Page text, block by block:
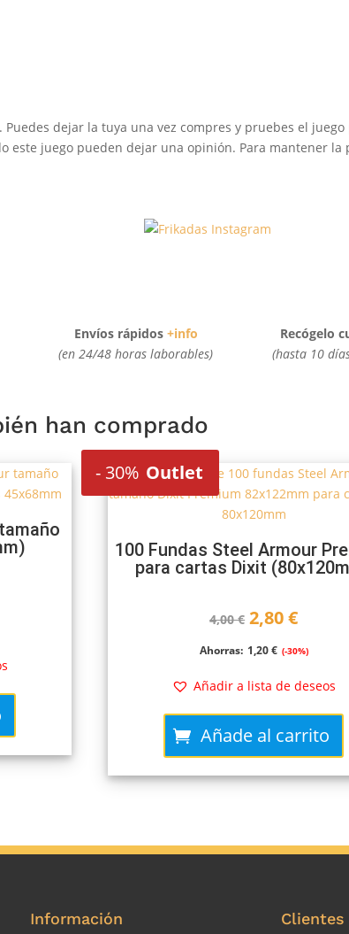
dejar la tuya una vez compres y pruebes el
este juego pueden dejar una opinión. Para mantener
Envíos rápidos +info
(en 24/48 horas laborables)
Recógelo
(hasta 10
han comprado
-30% Outlet
100 Fundas Steel Armour
para cartas Dixit
4,00€ El
precio
original
4,00 €.
2,80€El
precio
actual
2,80 €.
Ahorras: 1,20€ (-30%)
Añadir a lista de deseos
Añade al carrito
Información Clientes